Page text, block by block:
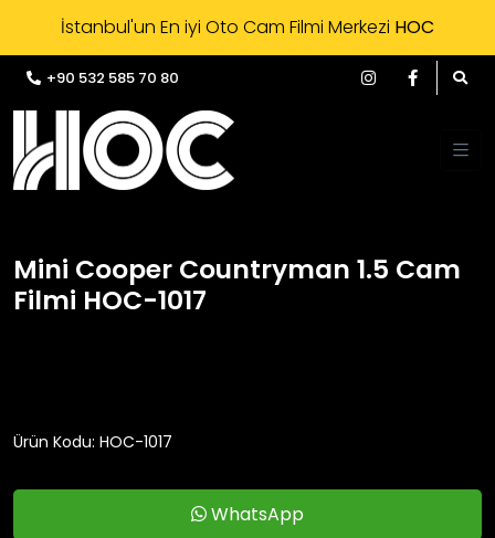
İstanbul'un En iyi Oto Cam Filmi Merkezi HOC
+90 532 585 70 80
Mini Cooper Countryman 1.5 Cam
Filmi HOC-1017
Ürün Kodu: HOC-1017
WhatsApp